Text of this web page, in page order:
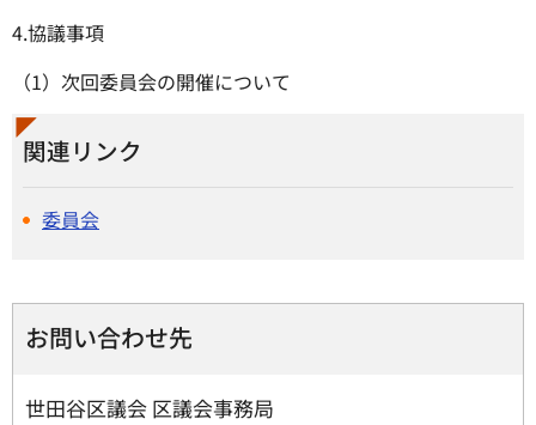
4.協議事項
（1）次回委員会の開催について
関連リンク
委員会
お問い合わせ先
世田谷区議会 区議会事務局